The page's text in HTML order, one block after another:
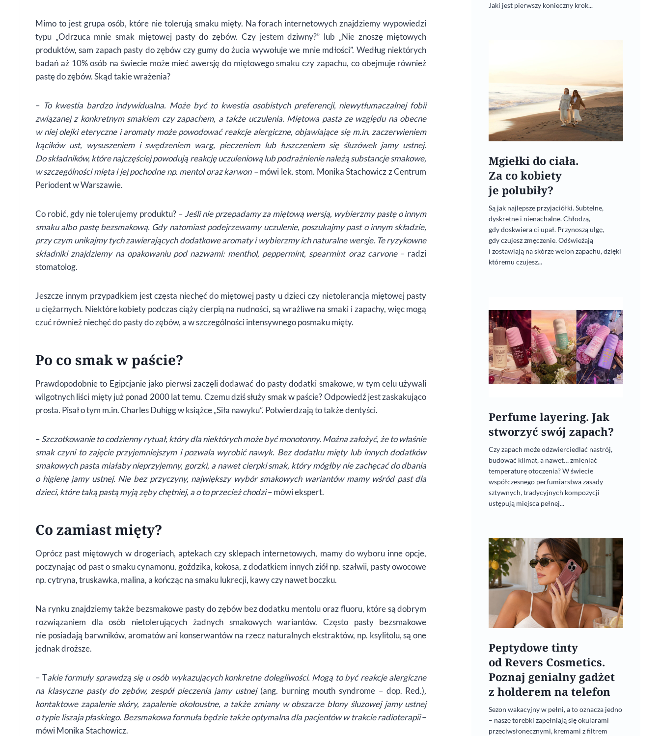
Mimo to jest grupa osób, które nie tolerują smaku mięty. Na forach internetowych znajdziemy wypowiedzi
typu „Odrzuca mnie smak miętowej pasty do zębów. Czy jestem dziwny?” lub „Nie znoszę miętowych
produktów, sam zapach pasty do zębów czy gumy do żucia wywołuje we mnie mdłości”. Według niektórych
badań aż 10% osób na świecie może mieć awersję do miętowego smaku czy zapachu, co obejmuje również
pastę do zębów. Skąd takie wrażenia?
– To kwestia bardzo indywidualna. Może być to kwestia osobistych preferencji, niewytłumaczalnej fobii
związanej z konkretnym smakiem czy zapachem, a także uczulenia. Miętowa pasta ze względu na obecne
w niej olejki eteryczne i aromaty może powodować reakcje alergiczne, objawiające się m.in. zaczerwieniem
kącików ust, wysuszeniem i swędzeniem warg, pieczeniem lub łuszczeniem się śluzówek jamy ustnej.
Do składników, które najczęściej powodują reakcję uczuleniową lub podrażnienie należą substancje smakowe,
w szczególności mięta i jej pochodne np. mentol oraz karwon –mówi lek. stom. Monika Stachowicz z Centrum
Periodent w Warszawie.
Co robić, gdy nie tolerujemy produktu? – Jeśli nie przepadamy za miętową wersją, wybierzmy pastę o innym
smaku albo pastę bezsmakową. Gdy natomiast podejrzewamy uczulenie, poszukajmy past o innym składzie,
przy czym unikajmy tych zawierających dodatkowe aromaty i wybierzmy ich naturalne wersje. Te ryzykowne
składniki znajdziemy na opakowaniu pod nazwami: menthol, peppermint, spearmint oraz carvone– radzi
stomatolog.
Jeszcze innym przypadkiem jest częsta niechęć do miętowej pasty u dzieci czy nietolerancja miętowej pasty
u ciężarnych. Niektóre kobiety podczas ciąży cierpią na nudności, są wrażliwe na smaki i zapachy, więc mogą
czuć również niechęć do pasty do zębów, a w szczególności intensywnego posmaku mięty.
Po co smak w paście?
Prawdopodobnie to Egipcjanie jako pierwsi zaczęli dodawać do pasty dodatki smakowe, w tym celu używali
wilgotnych liści mięty już ponad 2000 lat temu. Czemu dziś służy smak w paście? Odpowiedź jest zaskakująco
prosta. Pisał o tym m.in. Charles Duhigg w książce „Siła nawyku”. Potwierdzają to także dentyści.
–Szczotkowanie to codzienny rytuał, który dla niektórych może być monotonny. Można założyć, że to właśnie
smak czyni to zajęcie przyjemniejszym i pozwala wyrobić nawyk. Bez dodatku mięty lub innych dodatków
smakowych pasta miałaby nieprzyjemny, gorzki, a nawet cierpki smak, który mógłby nie zachęcać do dbania
o higienę jamy ustnej. Nie bez przyczyny, największy wybór smakowych wariantów mamy wśród past dla
dzieci, które taką pastą myją zęby chętniej, a o to przecież chodzi– mówi ekspert.
Co zamiast mięty?
Oprócz past miętowych w drogeriach, aptekach czy sklepach internetowych, mamy do wyboru inne opcje,
poczynając od past o smaku cynamonu, goździka, kokosa, z dodatkiem innych ziół np. szałwii, pasty owocowe
np. cytryna, truskawka, malina, a kończąc na smaku lukrecji, kawy czy nawet boczku.
Na rynku znajdziemy także bezsmakowe pasty do zębów bez dodatku mentolu oraz fluoru, które są dobrym
rozwiązaniem dla osób nietolerujących żadnych smakowych wariantów. Często pasty bezsmakowe
nie posiadają barwników, aromatów ani konserwantów na rzecz naturalnych ekstraktów, np. ksylitolu, są one
jednak droższe.
– Takie formuły sprawdzą się u osób wykazujących konkretne dolegliwości. Mogą to być reakcje alergiczne
na klasyczne pasty do zębów, zespół pieczenia jamy ustnej (ang. burning mouth syndrome – dop. Red.),
kontaktowe zapalenie skóry, zapalenie okołoustne, a także zmiany w obszarze błony śluzowej jamy ustnej
o typie liszaja płaskiego. Bezsmakowa formuła będzie także optymalna dla pacjentów w trakcie radioterapii–
mówi Monika Stachowicz.
Jaki jest pierwszy konieczny krok...
Mgiełki do ciała.
Za co kobiety
je polubiły?
Są jak najlepsze przyjaciółki. Subtelne,
dyskretne i nienachalne. Chłodzą,
gdy doskwiera ci upał. Przynoszą ulgę,
gdy czujesz zmęczenie. Odświeżają
i zostawiają na skórze welon zapachu, dzięki
któremu czujesz...
Perfume layering. Jak
stworzyć swój zapach?
Czy zapach może odzwierciedlać nastrój,
budować klimat, a nawet… zmieniać
temperaturę otoczenia? W świecie
współczesnego perfumiarstwa zasady
sztywnych, tradycyjnych kompozycji
ustępują miejsca pełnej...
Peptydowe tinty
od Revers Cosmetics.
Poznaj genialny gadżet
z holderem na telefon
Sezon wakacyjny w pełni, a to oznacza jedno
– nasze torebki zapełniają się okularami
przeciwsłonecznymi, kremami z filtrem